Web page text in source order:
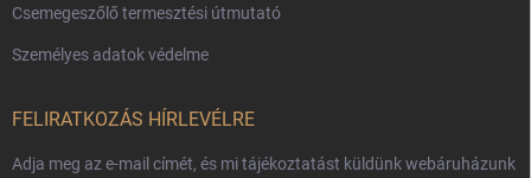
Csemegeszőlő termesztési útmutató
Személyes adatok védelme
FELIRATKOZÁS HÍRLEVÉLRE
Adja meg az e-mail címét, és mi tájékoztatást küldünk webáruházunk